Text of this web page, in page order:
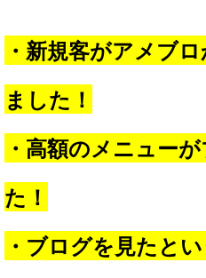
・新規客がアメブ
ました！
・高額のメニュー
た！
・ブログを見たと